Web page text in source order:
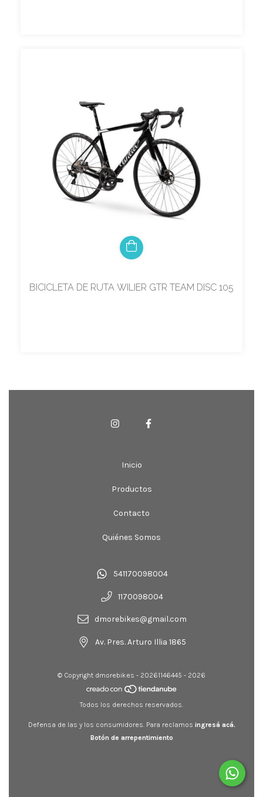
BICICLETA DE RUTA WILIER GTR TEAM DISC 105
Inicio
Productos
Contacto
Quiénes Somos
541170098004
1170098004
dmorebikes@gmail.com
Av. Pres. Arturo Illia 1865
© Copyright dmorebikes - 20261146445 - 2026
Todos los derechos reservados.
Defensa de las y los consumidores. Para reclamos ingresá acá.
Botón de arrepentimiento